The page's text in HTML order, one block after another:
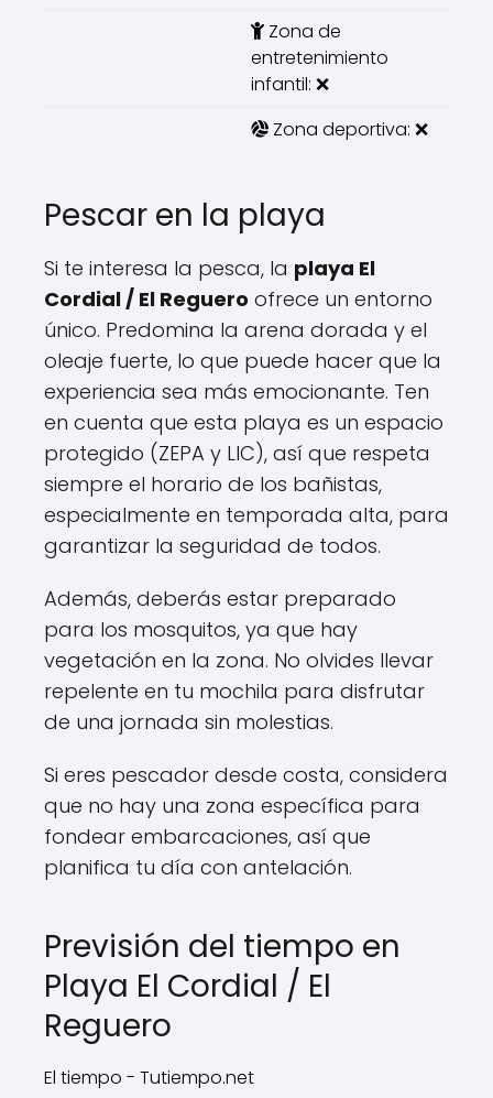
Zona de
entretenimiento
infantil: ❌
Zona deportiva: ❌
Pescar en la playa
Si te interesa la pesca, la playa El
Cordial / El Reguero ofrece un entorno
único. Predomina la arena dorada y el
oleaje fuerte, lo que puede hacer que la
experiencia sea más emocionante. Ten
en cuenta que esta playa es un espacio
protegido (ZEPA y LIC), así que respeta
siempre el horario de los bañistas,
especialmente en temporada alta, para
garantizar la seguridad de todos.
Además, deberás estar preparado
para los mosquitos, ya que hay
vegetación en la zona. No olvides llevar
repelente en tu mochila para disfrutar
de una jornada sin molestias.
Si eres pescador desde costa, considera
que no hay una zona específica para
fondear embarcaciones, así que
planifica tu día con antelación.
Previsión del tiempo en
Playa El Cordial / El
Reguero
El tiempo - Tutiempo.net